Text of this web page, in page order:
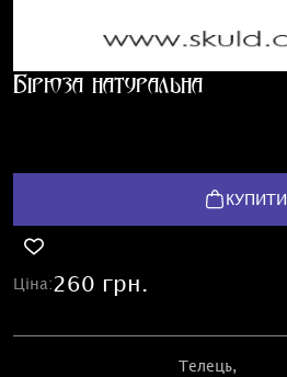
Бірюза натуральна
КУПИТИ
Ціна:260 грн.
Телець,